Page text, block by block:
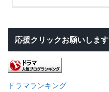
応援クリックお願いします
ドラマランキング